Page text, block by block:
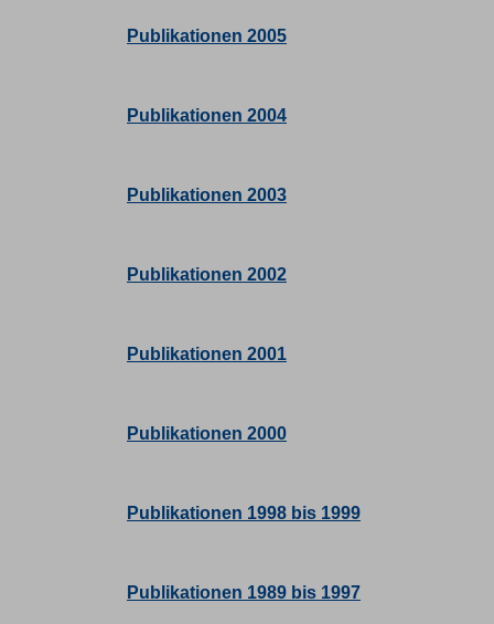
Publikationen 2005
Publikationen 2004
Publikationen 2003
Publikationen 2002
Publikationen 2001
Publikationen 2000
Publikationen 1998 bis 1999
Publikationen 1989 bis 1997